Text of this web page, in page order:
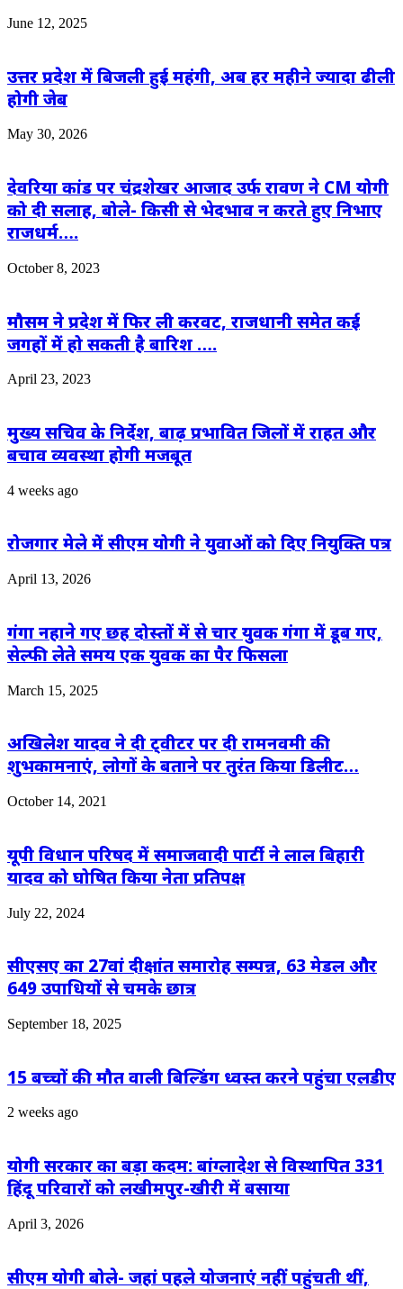
June 12, 2025
उत्तर प्रदेश में बिजली हुई महंगी, अब हर महीने ज्यादा ढीली
होगी जेब
May 30, 2026
देवरिया कांड पर चंद्रशेखर आजाद उर्फ रावण ने CM योगी
को दी सलाह, बोले- किसी से भेदभाव न करते हुए निभाए
राजधर्म….
October 8, 2023
मौसम ने प्रदेश में फिर ली करवट, राजधानी समेत कई
जगहों में हो सकती है बारिश ….
April 23, 2023
मुख्य सचिव के निर्देश, बाढ़ प्रभावित जिलों में राहत और
बचाव व्यवस्था होगी मजबूत
4 weeks ago
रोजगार मेले में सीएम योगी ने युवाओं को दिए नियुक्ति पत्र
April 13, 2026
गंगा नहाने गए छह दोस्तों में से चार युवक गंगा में डूब गए,
सेल्फी लेते समय एक युवक का पैर फिसला
March 15, 2025
अखिलेश यादव ने दी ट्वीटर पर दी रामनवमी की
शुभकामनाएं, लोगों के बताने पर तुरंत किया डिलीट…
October 14, 2021
यूपी विधान परिषद में समाजवादी पार्टी ने लाल बिहारी
यादव को घोषित किया नेता प्रतिपक्ष
July 22, 2024
सीएसए का 27वां दीक्षांत समारोह सम्पन्न, 63 मेडल और
649 उपाधियों से चमके छात्र
September 18, 2025
15 बच्चों की मौत वाली बिल्डिंग ध्वस्त करने पहुंचा एलडीए
2 weeks ago
योगी सरकार का बड़ा कदम: बांग्लादेश से विस्थापित 331
हिंदू परिवारों को लखीमपुर-खीरी में बसाया
April 3, 2026
सीएम योगी बोले- जहां पहले योजनाएं नहीं पहुंचती थीं,